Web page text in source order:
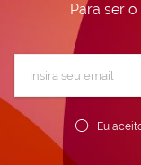
Para ser
Newsletter:
Eu